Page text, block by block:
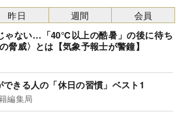
ゃない…「40℃以上の酷暑」の後に待ち
脅威〉とは【気象予報士が警鐘】
きる人の「休日の習慣」ベスト1
編集局
昨日 週間 会員